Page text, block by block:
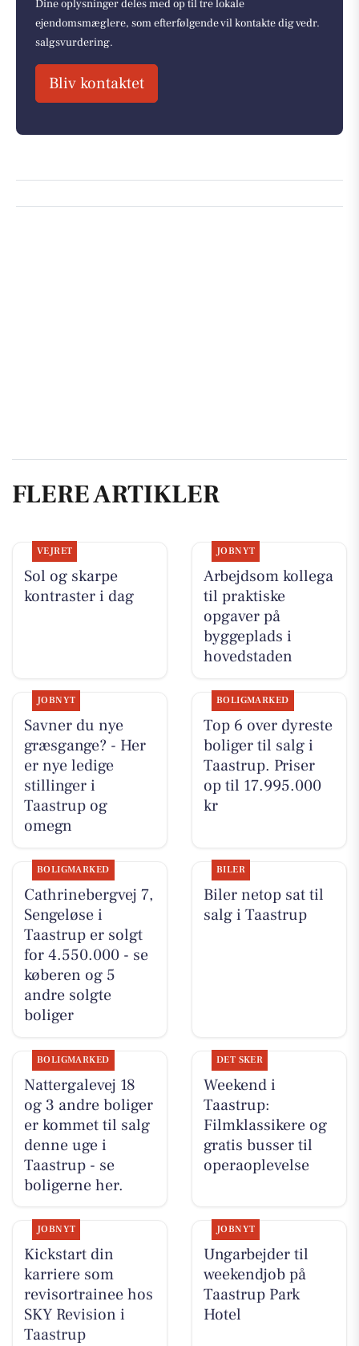
Dine oplysninger deles med op til tre lokale
ejendomsmæglere, som efterfølgende vil kontakte dig vedr.
salgsvurdering.
Bliv kontaktet
FLERE ARTIKLER
VEJRET
Sol og skarpe
kontraster i dag
JOBNYT
Arbejdsom kollega
til praktiske
opgaver på
byggeplads i
hovedstaden
JOBNYT
Savner du nye
græsgange? - Her
er nye ledige
stillinger i
Taastrup og
omegn
BOLIGMARKED
Top 6 over dyreste
boliger til salg i
Taastrup. Priser
op til 17.995.000
kr
BOLIGMARKED
Cathrinebergvej 7,
Sengeløse i
Taastrup er solgt
for 4.550.000 - se
køberen og 5
andre solgte
boliger
BILER
Biler netop sat til
salg i Taastrup
BOLIGMARKED
Nattergalevej 18
og 3 andre boliger
er kommet til salg
denne uge i
Taastrup - se
boligerne her.
DET SKER
Weekend i
Taastrup:
Filmklassikere og
gratis busser til
operaoplevelse
JOBNYT
Kickstart din
karriere som
revisortrainee hos
SKY Revision i
Taastrup
JOBNYT
Ungarbejder til
weekendjob på
Taastrup Park
Hotel